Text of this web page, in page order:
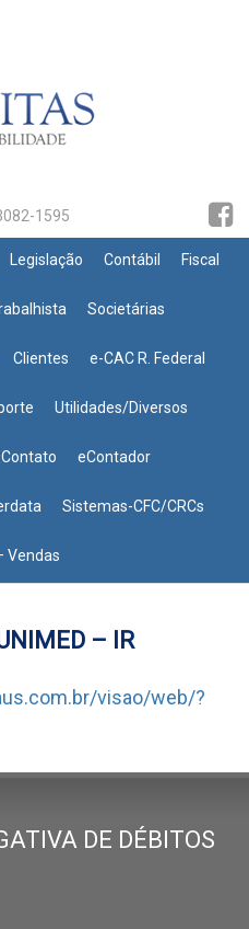
1595
Legislação Contábil Fiscal
Societárias
Clientes e-CAC R. Federal
Utilidades/Diversos
Contato eContador
Sistemas-CFC/CRCs
Vendas
– IR
visao/web/?
DE DÉBITOS